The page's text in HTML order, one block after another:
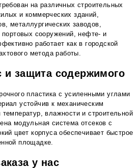
на различных строительных
и коммерческих зданий,
металлургических заводов,
портовых сооружений, нефте- и
работает как в городской
метода работы.
и защита содержимого
пластика с усиленными углами
устойчив к механическим
влажности и строительной
модульная система отсеков с
цвет корпуса обеспечивает быстрое
площадке.
у нас